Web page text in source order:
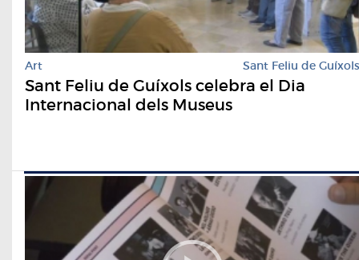
Art Sant Feliu de Guíxols
Sant Feliu de Guíxols celebra el Dia
Internacional dels Museus